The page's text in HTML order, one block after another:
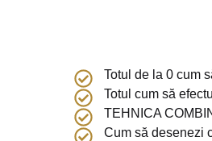
Totul de la 0 cum
Totul cum să
TEHNICA
Cum să desenezi